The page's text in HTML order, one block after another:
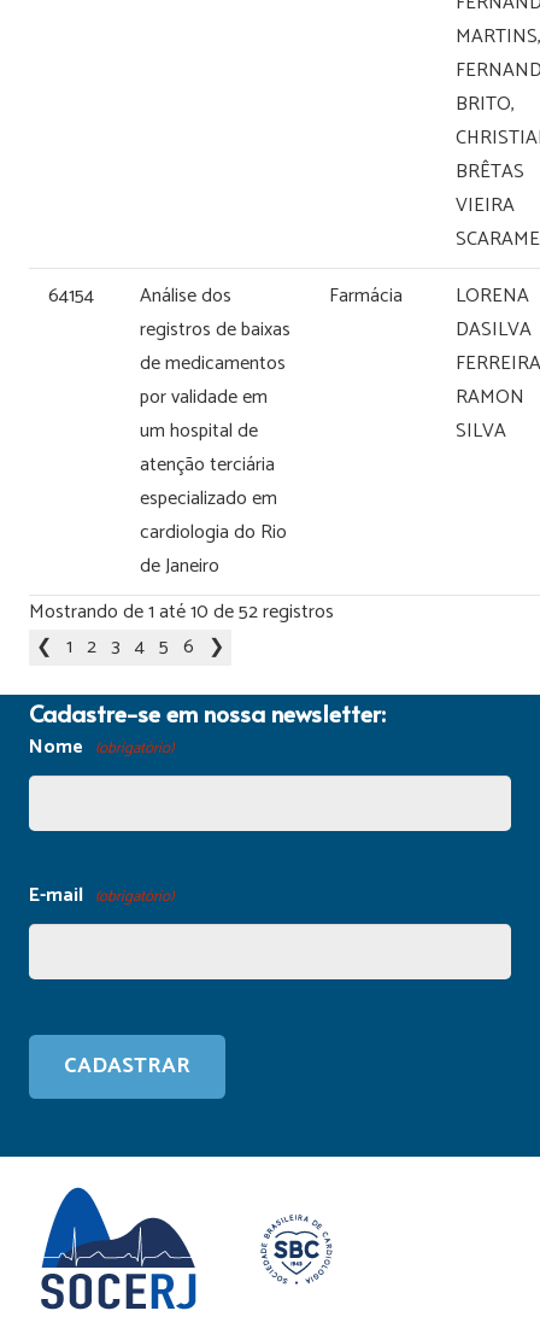
MARTINS,
BRITO,
BRÊTAS
VIEIRA
64154
Análise dos
registros de baixas
de medicamentos
por validade em
um hospital de
atenção terciária
especializado em
cardiologia do Rio
de Janeiro
Farmácia
LORENA
DASILVA
RAMON
SILVA
Mostrando de 1 até 10 de 52 registros
❮ 1 2 3 4 5 6 ❯
Cadastre-se em nossa newsletter:
Nome (obrigatório)
E-mail (obrigatório)